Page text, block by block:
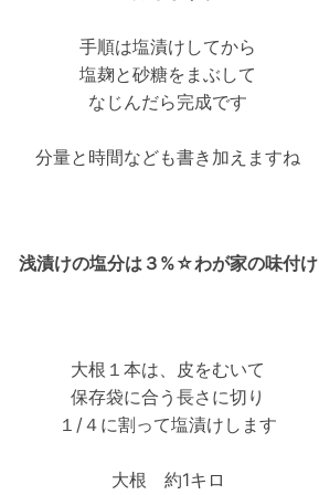
手順は塩漬けしてから
塩麹と砂糖をまぶして
なじんだら完成です
分量と時間なども書き加えますね
浅漬けの塩分は３%☆わが家の味付け
大根１本は、皮をむいて
保存袋に合う長さに切り
１/４に割って塩漬けします
大根 約1キロ